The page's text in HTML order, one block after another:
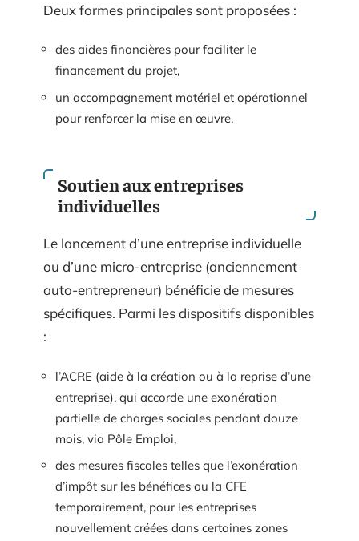
Deux formes principales sont proposées :
des aides financières pour faciliter le
financement du projet,
un accompagnement matériel et opérationnel
pour renforcer la mise en œuvre.
Soutien aux entreprises
individuelles
Le lancement d’une entreprise individuelle
ou d’une micro-entreprise (anciennement
auto-entrepreneur) bénéficie de mesures
spécifiques. Parmi les dispositifs disponibles
:
l’ACRE (aide à la création ou à la reprise d’une
entreprise), qui accorde une exonération
partielle de charges sociales pendant douze
mois, via Pôle Emploi,
des mesures fiscales telles que l’exonération
d’impôt sur les bénéfices ou la CFE
temporairement, pour les entreprises
nouvellement créées dans certaines zones